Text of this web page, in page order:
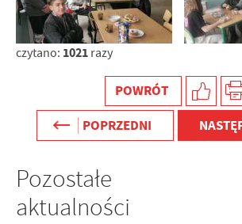
czytano: 1021 razy
POWRÓT
POPRZEDNI
Pozostałe
aktualności